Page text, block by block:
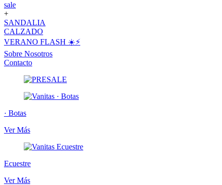
sale
+
SANDALIA
CALZADO
VERANO FLASH ☀️⚡️
Sobre Nosotros
Contacto
· Botas
Ver Más
Ecuestre
Ver Más